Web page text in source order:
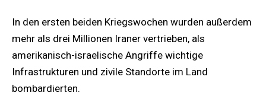
In den ersten beiden Kriegswochen wurden außerdem
mehr als drei Millionen Iraner vertrieben, als
amerikanisch-israelische Angriffe wichtige
Infrastrukturen und zivile Standorte im Land
bombardierten.